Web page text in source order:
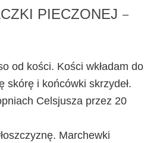
PIECZONEJ –
od kości. Kości wkładam do
skórę i końcówki skrzydeł.
Celsjusza przez 20
Marchewki